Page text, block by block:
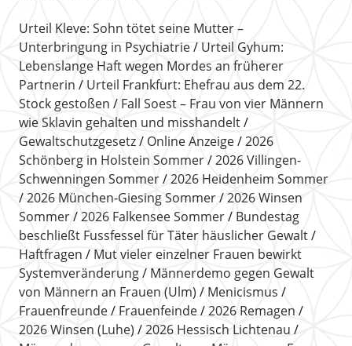
Urteil Kleve: Sohn tötet seine Mutter –
Unterbringung in Psychiatrie
Urteil Gyhum:
Lebenslange Haft wegen Mordes an früherer
Partnerin
Urteil Frankfurt: Ehefrau aus dem 22.
Stock gestoßen
Fall Soest – Frau von vier Männern
wie Sklavin gehalten und misshandelt
Gewaltschutzgesetz
Online Anzeige
2026
Schönberg in Holstein Sommer
2026 Villingen-
Schwenningen Sommer
2026 Heidenheim Sommer
2026 München-Giesing Sommer
2026 Winsen
Sommer
2026 Falkensee Sommer
Bundestag
beschließt Fussfessel für Täter häuslicher Gewalt
Haftfragen
Mut vieler einzelner Frauen bewirkt
Systemveränderung
Männerdemo gegen Gewalt
von Männern an Frauen (Ulm)
Menicismus
Frauenfreunde
Frauenfeinde
2026 Remagen
2026 Winsen (Luhe)
2026 Hessisch Lichtenau